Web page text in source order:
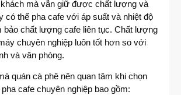
mà vẫn giữ được chất lượng và
có thể pha cafe với áp suất và nhiệt độ
bảo chất lượng cafe liên tục. Chất lượng
chuyên nghiệp luôn tốt hơn so với
và văn phòng.
quán cà phê nên quan tâm khi chọn
cafe chuyên nghiệp bao gồm: